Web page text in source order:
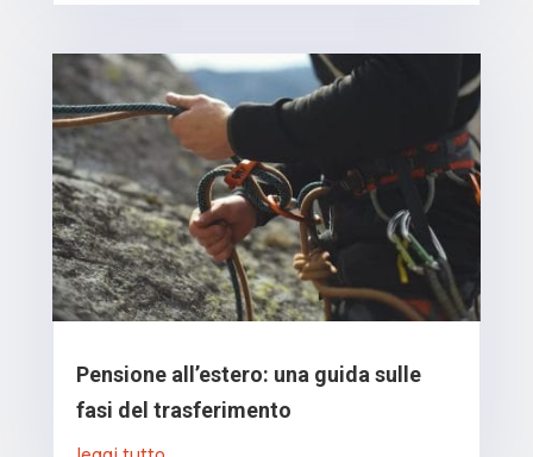
Pensione all’estero: una guida sulle
fasi del trasferimento